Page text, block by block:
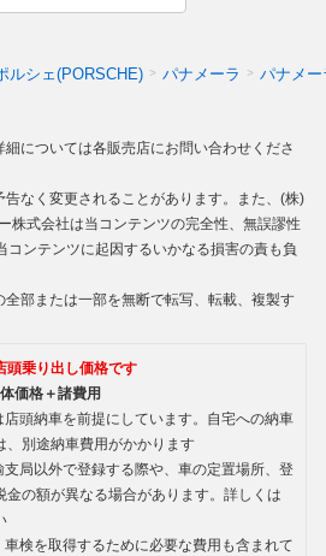
ルシェ(PORSCHE) パナメーラ パナメ
については各販売店にお問い合わせくださ
なく変更されることがあります。また、(株)
株式会社は当コンテンツの完全性、無誤謬性
コンテンツに起因するいかなる損害の責も負
部または一部を無断で転写、転載、複製す
頭乗り出し価格です
価格＋諸費用
頭納車を前提にしています。自宅への納車
、別途納車費用がかかります
局以外で登録する際や、車の定置場所、登
金の額が異なる場合があります。詳しくは
検を取得するために必要な費用も含まれて